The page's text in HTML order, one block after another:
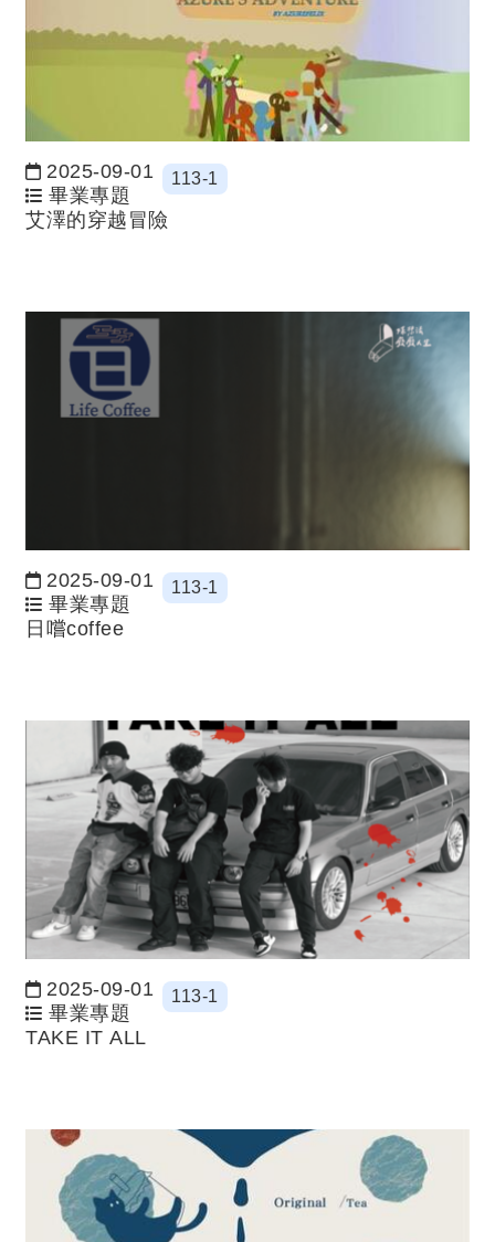
日期：
2025-09-01
畢業專題
113-1
艾澤的穿越冒險
日期：
2025-09-01
畢業專題
113-1
日嚐coffee
日期：
2025-09-01
畢業專題
113-1
TAKE IT ALL